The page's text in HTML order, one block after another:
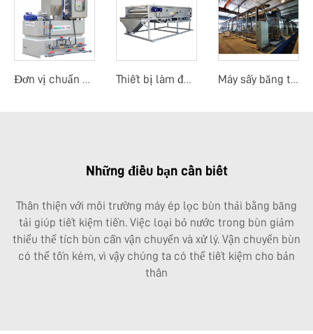
Đơn vị chuẩn bị polymer Thiết bị làm đặc băng tải trọng lực Máy sấy băng tải nhiệt độ thấp sử dụng nhiệt thải
Những điều bạn cần biết
Thân thiện với môi trường máy ép lọc bùn thải bằng băng
tải giúp tiết kiệm tiền. Việc loại bỏ nước trong bùn giảm
thiểu thể tích bùn cần vận chuyển và xử lý. Vận chuyển bùn
có thể tốn kém, vì vậy chúng ta có thể tiết kiệm cho bản
thân